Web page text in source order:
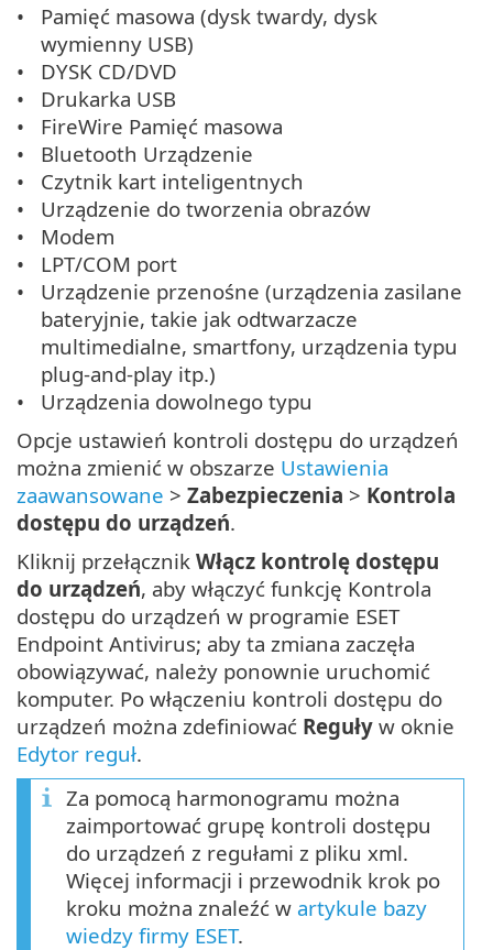
Pamięć masowa (dysk twardy, dysk
wymienny USB)
DYSK CD/DVD
Drukarka USB
FireWire Pamięć masowa
Bluetooth Urządzenie
Czytnik kart inteligentnych
Urządzenie do tworzenia obrazów
Modem
LPT/COM port
Urządzenie przenośne (urządzenia zasilane
bateryjnie, takie jak odtwarzacze
multimedialne, smartfony, urządzenia typu
plug-and-play itp.)
Urządzenia dowolnego typu
Opcje ustawień kontroli dostępu do urządzeń
można zmienić w obszarze Ustawienia
zaawansowane > Zabezpieczenia > Kontrola
dostępu do urządzeń.
Kliknij przełącznik Włącz kontrolę dostępu
do urządzeń, aby włączyć funkcję Kontrola
dostępu do urządzeń w programie ESET
Endpoint Antivirus; aby ta zmiana zaczęła
obowiązywać, należy ponownie uruchomić
komputer. Po włączeniu kontroli dostępu do
urządzeń można zdefiniować Reguły w oknie
Edytor reguł.
Za pomocą harmonogramu można
zaimportować grupę kontroli dostępu
do urządzeń z regułami z pliku xml.
Więcej informacji i przewodnik krok po
kroku można znaleźć w artykule bazy
wiedzy firmy ESET.